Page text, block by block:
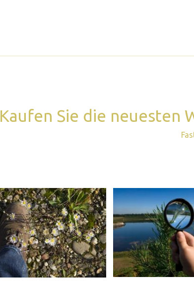
Kaufen Sie die neuesten